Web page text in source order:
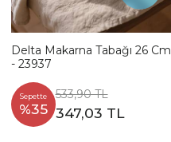
Delta Makarna Tabağı 26 Cm
- 23937
Sepette
%35
533,90 TL
347,03 TL